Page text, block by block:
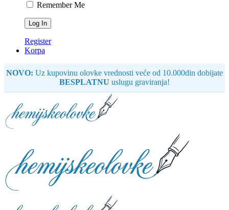
Remember Me
Register
Korpa
NOVO: Uz kupovinu olovke vrednosti veće od 10.000din dobijate
BESPLATNU uslugu graviranja!